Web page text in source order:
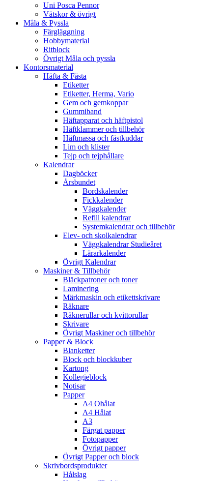
Uni Posca Pennor
Vätskor & övrigt
Måla & Pyssla
Färgläggning
Hobbymaterial
Ritblock
Övrigt Måla och pyssla
Kontorsmaterial
Häfta & Fästa
Etiketter
Etiketter, Herma, Vario
Gem och gemkoppar
Gummiband
Häftapparat och häftpistol
Häftklammer och tillbehör
Häftmassa och fästkuddar
Lim och klister
Tejp och tejphållare
Kalendrar
Dagböcker
Årsbundet
Bordskalender
Fickkalender
Väggkalender
Refill kalendrar
Systemkalendrar och tillbehör
Elev- och skolkalendrar
Väggkalendrar Studieåret
Lärarkalender
Övrigt Kalendrar
Maskiner & Tillbehör
Bläckpatroner och toner
Laminering
Märkmaskin och etikettskrivare
Räknare
Räknerullar och kvittorullar
Skrivare
Övrigt Maskiner och tillbehör
Papper & Block
Blanketter
Block och blockkuber
Kartong
Kollegieblock
Notisar
Papper
A4 Ohålat
A4 Hålat
A3
Färgat papper
Fotopapper
Övrigt papper
Övrigt Papper och block
Skrivbordsprodukter
Hålslag